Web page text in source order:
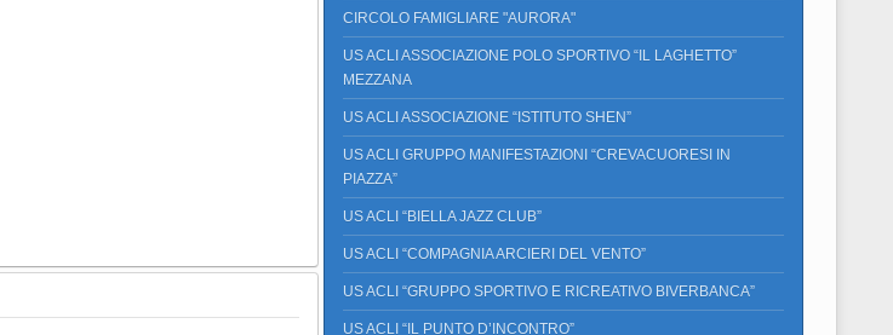
CIRCOLO FAMIGLIARE "AURORA"
US ACLI ASSOCIAZIONE POLO SPORTIVO “IL LAGHETTO”
MEZZANA
US ACLI ASSOCIAZIONE “ISTITUTO SHEN”
US ACLI GRUPPO MANIFESTAZIONI “CREVACUORESI IN
PIAZZA”
US ACLI “BIELLA JAZZ CLUB”
US ACLI “COMPAGNIA ARCIERI DEL VENTO”
US ACLI “GRUPPO SPORTIVO E RICREATIVO BIVERBANCA”
US ACLI “IL PUNTO D’INCONTRO”